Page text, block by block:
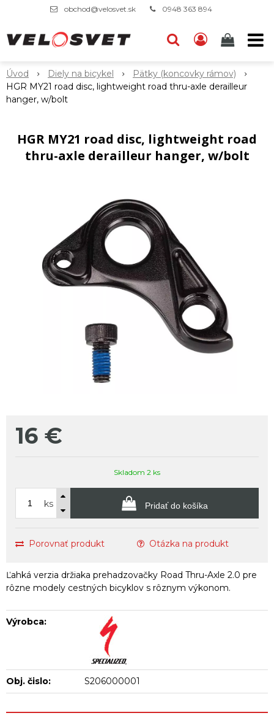
obchod@velosvet.sk 0948 363 894
Úvod Diely na bicykel
Pätky (koncovky rámov)
HGR MY21 road disc, lightweight road thru-axle derailleur
hanger, w/bolt
HGR MY21 road disc, lightweight road
thru-axle derailleur hanger, w/bolt
16 €
Skladom 2 ks
ks Pridať do košíka
Porovnať produkt Otázka na produkt
Ľahká verzia držiaka prehadzovačky Road Thru-Axle 2.0 pre
rôzne modely cestných bicyklov s rôznym výkonom.
Výrobca:
Obj. čislo: S206000001